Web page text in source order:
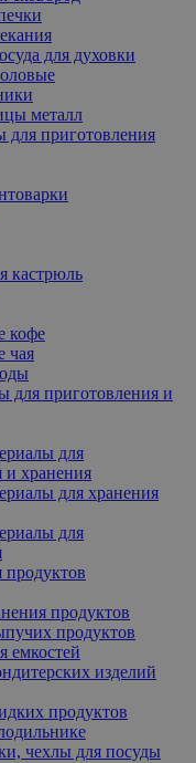
для духовки
металл
для приготовления
кастрюль
кофе
чая
для приготовления и
для
и хранения
для хранения
для
продуктов
продуктов
продуктов
емкостей
изделий
продуктов
чехлы для посуды